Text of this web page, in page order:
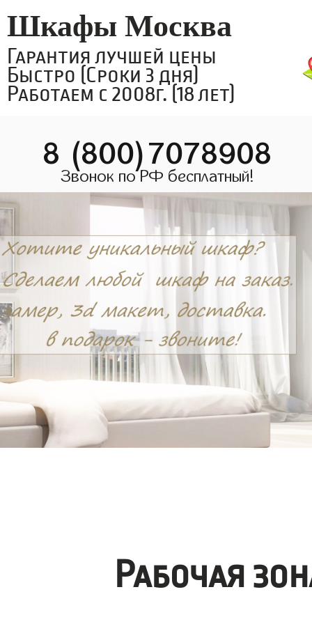
Шкафы Москва
Гарантия лучшей цены
Быстро (Сроки 3 дня)
Работаем с 2008г. (18 лет)
8 (800)7078908
Звонок по РФ бесплатный!
Рабочая